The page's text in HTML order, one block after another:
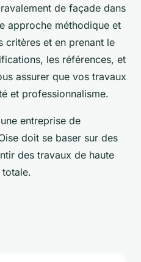
de façade dans
approche méthodique et
critères et en prenant le
les références, et
assurer que vos travaux
et professionnalisme.
entreprise de
doit se baser sur des
des travaux de haute